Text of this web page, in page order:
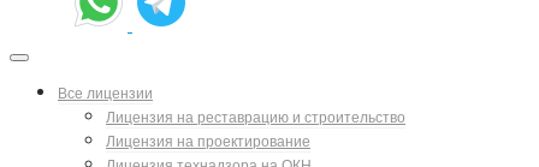
Все лицензии
Лицензия на реставрацию и строительство
Лицензия на проектирование